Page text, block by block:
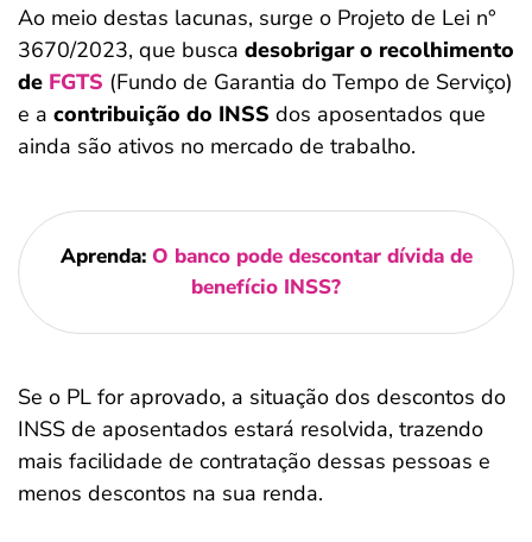
Ao meio destas lacunas, surge o Projeto de Lei n°
3670/2023, que busca desobrigar o recolhimento
de FGTS (Fundo de Garantia do Tempo de Serviço)
e a contribuição do INSS dos aposentados que
ainda são ativos no mercado de trabalho.
Aprenda: O banco pode descontar dívida de
benefício INSS?
Se o PL for aprovado, a situação dos descontos do
INSS de aposentados estará resolvida, trazendo
mais facilidade de contratação dessas pessoas e
menos descontos na sua renda.